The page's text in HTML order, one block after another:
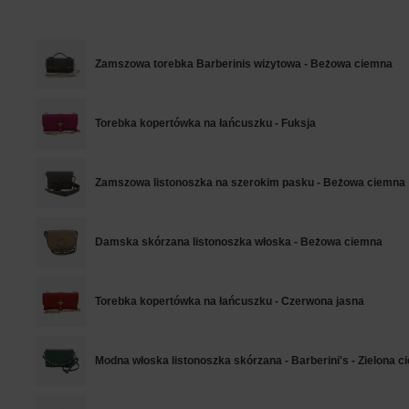
Zamszowa torebka Barberinis wizytowa - Beżowa ciemna
Torebka kopertówka na łańcuszku - Fuksja
Zamszowa listonoszka na szerokim pasku - Beżowa ciemna
Damska skórzana listonoszka włoska - Beżowa ciemna
Torebka kopertówka na łańcuszku - Czerwona jasna
Modna włoska listonoszka skórzana - Barberini's - Zielona